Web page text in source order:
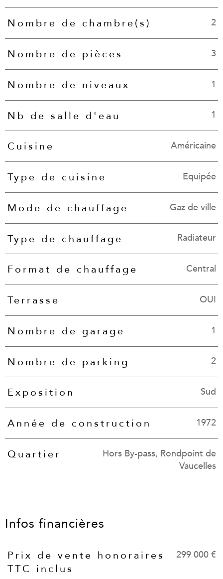
Nombre de chambre(s) 2
Nombre de pièces 3
Nombre de niveaux 1
Nb de salle d'eau 1
Cuisine Américaine
Type de cuisine Equipée
Mode de chauffage Gaz de ville
Type de chauffage Radiateur
Format de chauffage Central
Terrasse OUI
Nombre de garage 1
Nombre de parking 2
Exposition Sud
Année de construction 1972
Quartier
Hors By-pass, Rondpoint de
Vaucelles
Infos financières
Caractéristiques Valeurs
Prix de vente honoraires
TTC inclus
299 000 €